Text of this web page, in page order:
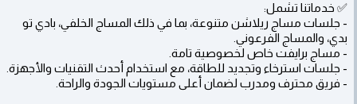
✅ خدماتنا تشمل:
- جلسات مساج ريلاشن متنوعة، بما في ذلك المساج الخلفي، بادي تو
بدي، والمساج الفرعوني.
- مساج برايفت خاص لخصوصية تامة.
- جلسات استرخاء وتجديد للطاقة، مع استخدام أحدث التقنيات والأجهزة.
- فريق محترف ومدرب لضمان أعلى مستويات الجودة والراحة.